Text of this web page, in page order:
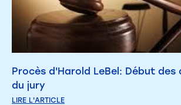
Procès d'Harold LeBel: Début
du jury
LIRE L'ARTICLE